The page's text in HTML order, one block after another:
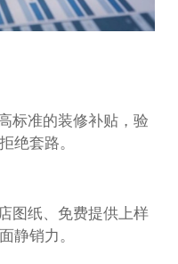
标准的装修补贴，验
绝套路。
图纸、免费提供上样
静销力。